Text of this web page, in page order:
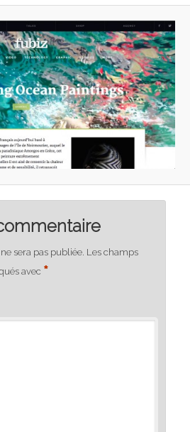
sera pas publiée. Les champs
avec *